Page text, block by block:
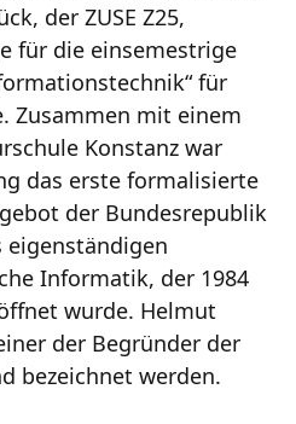
der ZUSE Z25,
für die einsemestrige
für
Zusammen mit einem
Konstanz war
das erste formalisierte
der Bundesrepublik
eigenständigen
Informatik, der 1984
wurde. Helmut
der Begründer der
bezeichnet werden.